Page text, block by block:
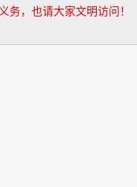
务，也请大家文明访问！